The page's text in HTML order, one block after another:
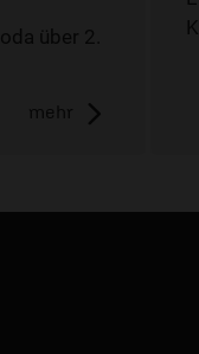
über 2.
mehr